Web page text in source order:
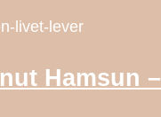
livet-lever
Hamsun